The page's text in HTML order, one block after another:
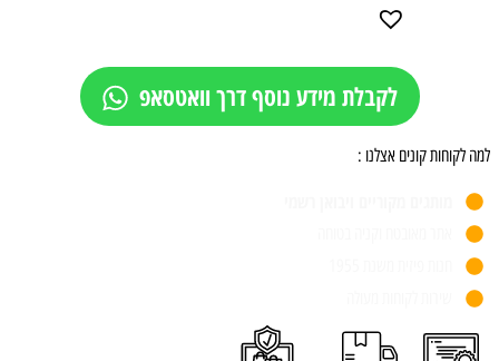
לקבלת מידע נוסף דרך וואטסאפ
למה לקוחות קונים אצלנו :